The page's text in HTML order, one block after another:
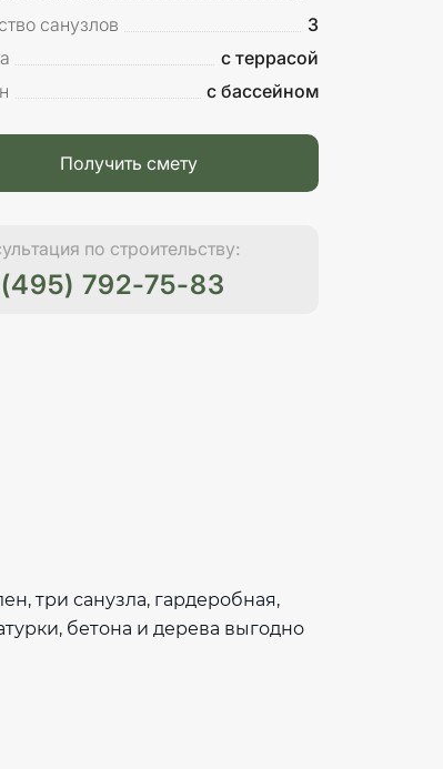
санузлов
3
с террасой
с бассейном
Получить смету
по строительству:
792-75-83
три санузла, гардеробная,
бетона и дерева выгодно